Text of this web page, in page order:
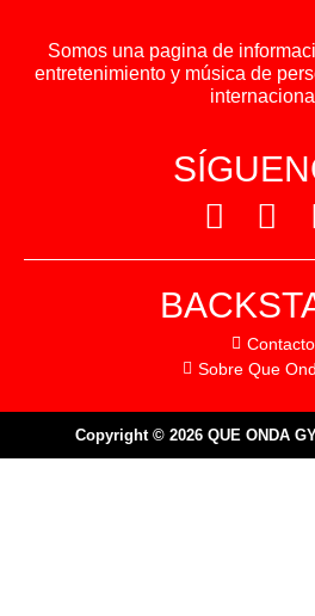
Somos una pagina de
entretenimiento y música de
Contacto
Sobre Que
Copyright © 2026 QUE ONDA